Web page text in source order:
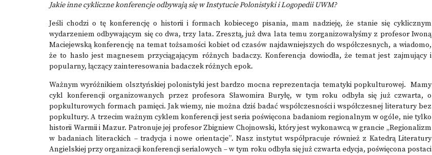
Jakie inne cykliczne konferencje odbywają się w Instytucie Polonistyki i Logopedii UWM?
Jeśli chodzi o tę konferencję o historii i formach kobiecego pisania, mam nadzieję, że stanie się cyklicznym
wydarzeniem odbywającym się co dwa, trzy lata. Zresztą, już dwa lata temu zorganizowałyśmy z profesor Iwoną
Maciejewską konferencję na temat tożsamości kobiet od czasów najdawniejszych do współczesnych, a wiadomo,
że to hasło jest magnesem przyciągającym różnych badaczy. Konferencja dowiodła, że temat jest zajmujący i
popularny, łączący zainteresowania badaczek różnych epok.
Ważnym wyróżnikiem olsztyńskiej polonistyki jest bardzo mocna reprezentacja tematyki popkulturowej. Mamy
cykl konferencji organizowanych przez profesora Sławomira Buryłę, w tym roku odbyła się już czwarta, o
popkulturowych formach pamięci. Jak wiemy, nie można dziś badać współczesności i współczesnej literatury bez
popkultury. A trzecim ważnym cyklem konferencji jestseria poświęcona badaniom regionalnym w ogóle, nie tylko
historii Warmii i Mazur. Patronuje jej profesor Zbigniew Chojnowski, który jest wykonawcą w grancie „Regionalizm
w badaniach literackich – tradycja i nowe orientacje”. Nasz instytut współpracuje również z Katedrą Literatury
Angielskiej przy organizacji konferencji serialowych – w tym roku odbyła się już czwarta edycja, poświęcona postaci